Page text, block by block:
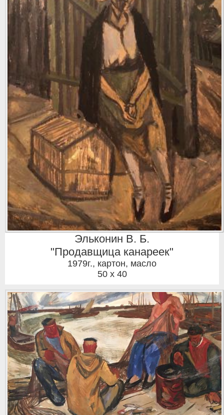
Эльконин В. Б.
"Продавщица канареек"
1979г., картон, масло
50 x 40